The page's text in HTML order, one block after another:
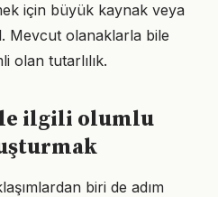
için büyük kaynak veya
Mevcut olanaklarla bile
olan tutarlılık.
ilgili olumlu
biri de adım